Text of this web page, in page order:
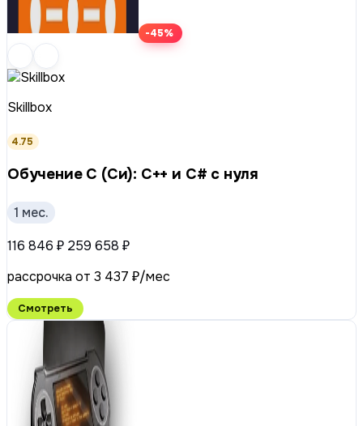
-45%
Skillbox
4.75
Обучение C (Си): C++ и C# с нуля
1 мес.
116 846 ₽ 259 658 ₽
рассрочка от 3 437 ₽/мес
Смотреть